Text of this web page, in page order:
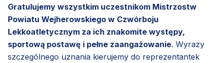
Gratulujemy wszystkim uczestnikom Mistrzostw
Powiatu Wejherowskiego w Czwórboju
Lekkoatletycznym za ich znakomite występy,
sportową postawę i pełne zaangażowanie. Wyrazy
szczególnego uznania kierujemy do reprezentantek